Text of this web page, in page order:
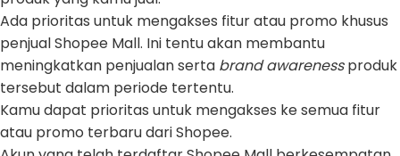
Ada prioritas untuk mengakses fitur atau promo khusus
penjual Shopee Mall. Ini tentu akan membantu
meningkatkan penjualan serta brand awarenessproduk
tersebut dalam periode tertentu.
Kamu dapat prioritas untuk mengakses ke semua fitur
atau promo terbaru dari Shopee.